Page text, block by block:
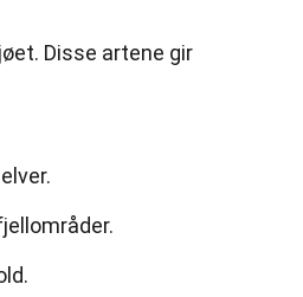
Disse artene gir